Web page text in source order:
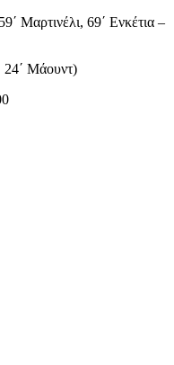
Μαρτινέλι, 69΄ Ενκέτια –
24΄ Μάουντ)